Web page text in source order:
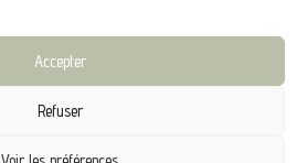
Accepter
Refuser